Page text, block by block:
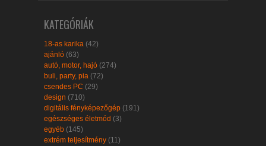
KATEGÓRIÁK
18-as karika (42)
ajánló (63)
autó, motor, hajó (274)
buli, party, pia (72)
csendes PC (29)
design (710)
digitális fényképezőgép (191)
egészséges életmód (3)
egyéb (145)
extrém teljesítmény (11)